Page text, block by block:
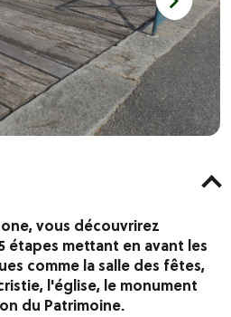
vous découvrirez
étapes mettant en avant les
comme la salle des fêtes,
l'église, le monument
du Patrimoine.